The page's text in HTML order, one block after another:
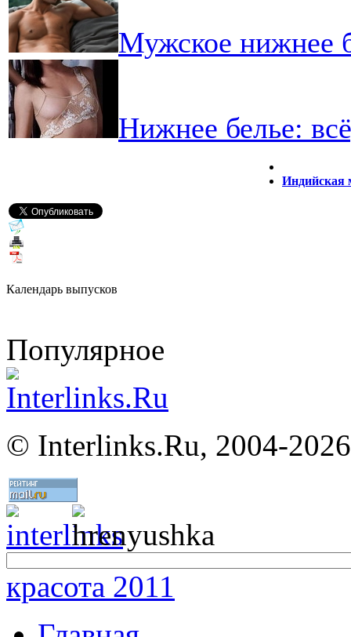
Мужское нижнее
Нижнее белье:
Индийская
Календарь выпусков
Популярное
© Interlinks.Ru, 2004-2026
красота 2011